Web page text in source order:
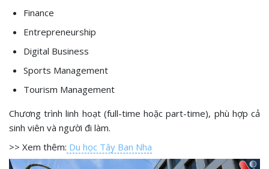
Finance
Entrepreneurship
Digital Business
Sports Management
Tourism Management
Chương trình linh hoạt (full-time hoặc part-time), phù hợp cả
sinh viên và người đi làm.
>> Xem thêm: Du học Tây Ban Nha